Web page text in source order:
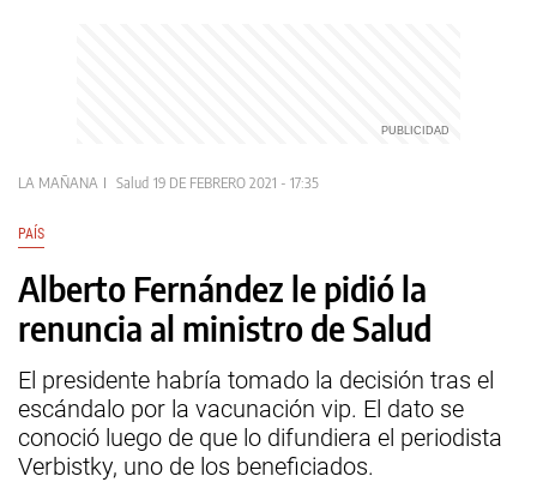
LA MAÑANA Salud 19 DE FEBRERO 2021 - 17:35
PAÍS
Alberto Fernández le pidió la
renuncia al ministro de Salud
El presidente habría tomado la decisión tras el
escándalo por la vacunación vip. El dato se
conoció luego de que lo difundiera el periodista
Verbistky, uno de los beneficiados.